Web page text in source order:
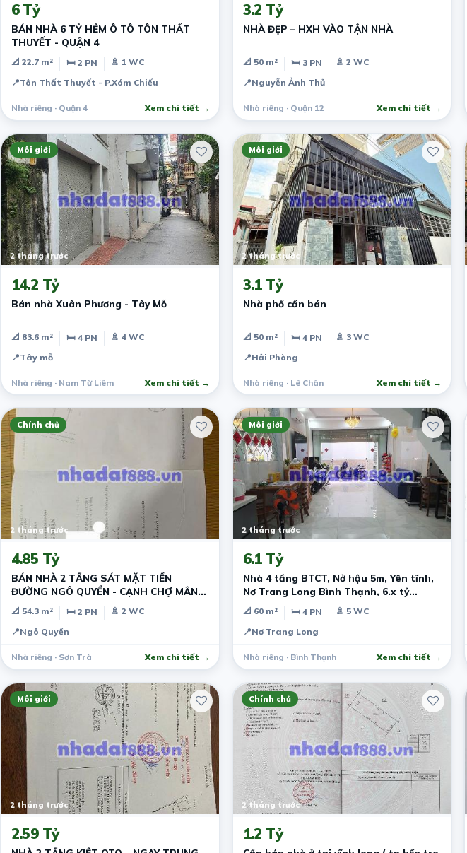
6 Tỷ
BÁN NHÀ 6 TỶ HẺM Ô TÔ TÔN THẤT
THUYẾT - QUẬN 4
📐 22.7 m² 🛏 2 PN
🚿 1 WC
📍Tôn Thất Thuyết - P.Xóm Chiếu
Nhà riêng · Quận 4 Xem chi tiết →
3.2 Tỷ
NHÀ ĐẸP – HXH VÀO TẬN NHÀ
📐 50 m² 🛏 3 PN
🚿 2 WC
📍Nguyễn Ảnh Thủ
Nhà riêng · Quận 12 Xem chi tiết →
Môi giới
2 tháng trước
14.2 Tỷ
Bán nhà Xuân Phương - Tây Mỗ
📐 83.6 m² 🛏 4 PN
🚿 4 WC
📍Tây mỗ
Nhà riêng · Nam Từ Liêm Xem chi tiết →
Môi giới
2 tháng trước
3.1 Tỷ
Nhà phố cần bán
📐 50 m² 🛏 4 PN
🚿 3 WC
📍Hải Phòng
Nhà riêng · Lê Chân Xem chi tiết →
Chính chủ
2 tháng trước
4.85 Tỷ
BÁN NHÀ 2 TẦNG SÁT MẶT TIỀN
ĐƯỜNG NGÔ QUYỀN - CẠNH CHỢ MÂN
THÁI - SƠN TRÀ
📐 54.3 m² 🛏 2 PN
🚿 2 WC
📍Ngô Quyền
Nhà riêng · Sơn Trà Xem chi tiết →
Môi giới
2 tháng trước
6.1 Tỷ
Nhà 4 tầng BTCT, Nở hậu 5m, Yên tĩnh,
Nơ Trang Long Bình Thạnh, 6.x tỷ
thương lượng mạnh
📐 60 m² 🛏 4 PN
🚿 5 WC
📍Nơ Trang Long
Nhà riêng · Bình Thạnh Xem chi tiết →
Môi giới
2 tháng trước
2.59 Tỷ
Chính chủ
2 tháng trước
1.2 Tỷ